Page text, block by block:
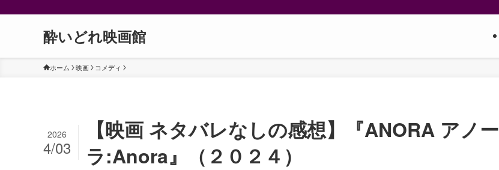
酔いどれ映画館
ホーム 映画 コメディ
【映画 ネタバレなしの感想】『ANORA アノー
ラ:Anora』（２０２４）
2026
4/03